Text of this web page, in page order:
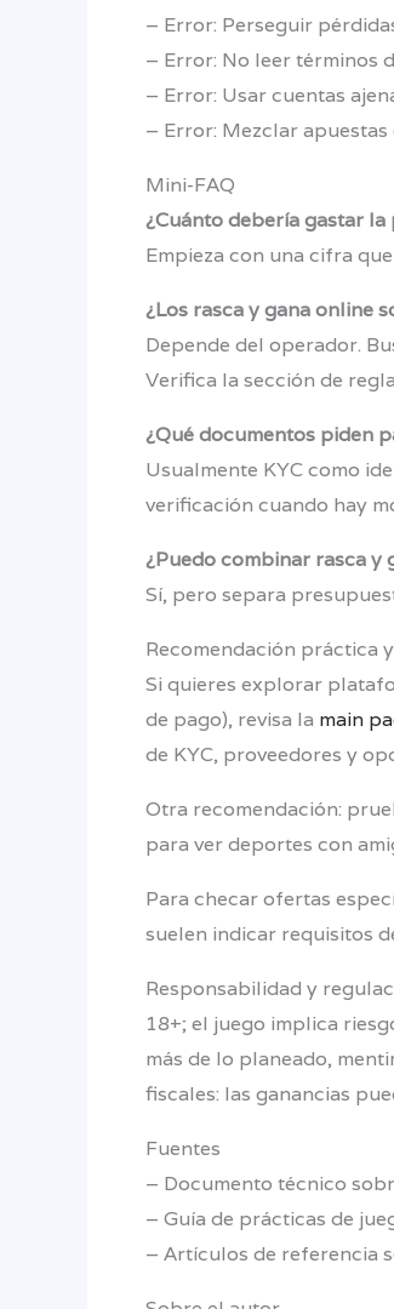
– Error: Perseguir
– Error: No leer términos
– Error: Usar cuentas
– Error: Mezclar
Mini-FAQ
¿Cuánto debería gastar la
Empieza con una cifra
¿Los rasca y gana online
Depende del operador.
Verifica la sección de
¿Qué documentos piden
Usualmente KYC como
verificación cuando hay
¿Puedo combinar rasca y
Sí, pero separa
Recomendación práctica
Si quieres explorar
de pago), revisa la main
de KYC, proveedores y
Otra recomendación:
para ver deportes con
Para checar ofertas
suelen indicar requisitos
Responsabilidad y
18+; el juego implica
más de lo planeado,
fiscales: las ganancias
Fuentes
– Documento técnico
– Guía de prácticas de
– Artículos de referencia